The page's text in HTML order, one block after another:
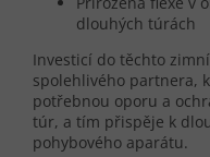
dlouhých túrách
Investicí do těchto
spolehlivého partnera,
potřebnou oporu a
túr, a tím přispěje k
pohybového aparátu.